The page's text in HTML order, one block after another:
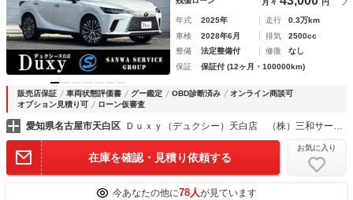
年式 2025年 走行
0.3万km
車検
2028年6月 排気
2500cc
整備
法定整備付 修復
なし
保証
保証付 (12ヶ月・100000km)
販売店保証 車両状態評価書 グー鑑定 OBD診断済み
オンライン商談可
オプション見積り可
ローン仮審査
愛知県名古屋市天白区
在庫を確認・見積り依頼する
お気に入り
今あなたの他に78人が見ています